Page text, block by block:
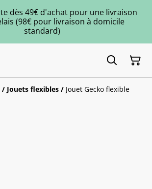
dès 49€ d'achat pour une livraison
(98€ pour livraison à domicile
standard)
/ Jouets flexibles / Jouet Gecko flexible